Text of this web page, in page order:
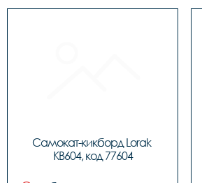
Самокат-кикборд Lorak
KB604, код 77604